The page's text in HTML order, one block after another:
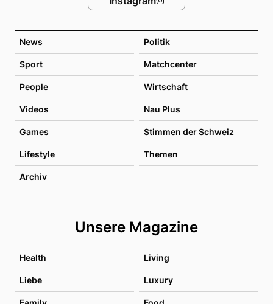
News Politik
Sport Matchcenter
People Wirtschaft
Videos Nau Plus
Games Stimmen der Schweiz
Lifestyle Themen
Archiv
Unsere Magazine
Health Living
Liebe Luxury